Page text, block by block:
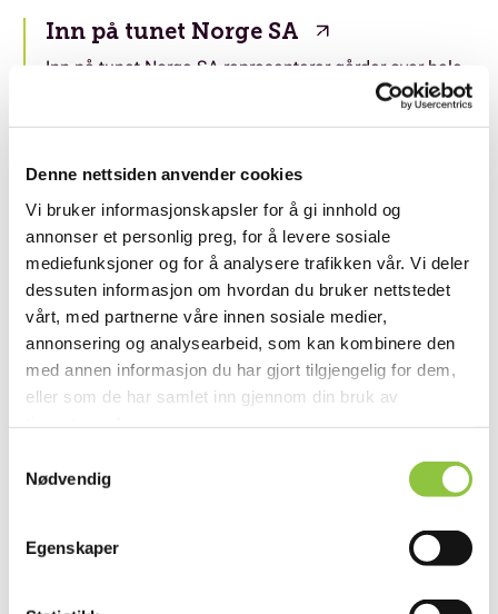
Denne nettsiden anvender cookies
Vi bruker informasjonskapsler for å gi innhold og
annonser et personlig preg, for å levere sosiale
mediefunksjoner og for å analysere trafikken vår. Vi deler
dessuten informasjon om hvordan du bruker nettstedet
vårt, med partnerne våre innen sosiale medier,
annonsering og analysearbeid, som kan kombinere den
med annen informasjon du har gjort tilgjengelig for dem,
eller som de har samlet inn gjennom din bruk av
Nødvendig
Egenskaper
Inn på tunet Norge SA
Inn på tunet Norge SA representerer gårder over hele
landet som sammen har dannet felles foretak som
Inn på tunet Trøndelag SA
Inn på tunet Trøndelag SA heleid av bønder rundt om i
Trøndelag som et samvirke.
Spire Grønn Omsorg på Gård SA
SPIRE et samvirke for og med godkjente Inn på tunet
gårder i hele landet.
Andre nettsider om Inn på tunet
Norsk landbruksrådgiving – kurs
tilbudet.
Inn på tunet-skolen